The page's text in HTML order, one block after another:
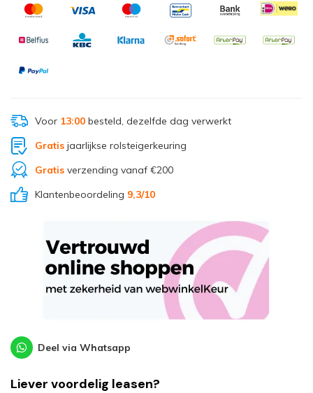
Voor 13:00besteld, dezelfde dag verwerkt
Gratisjaarlijkse rolsteigerkeuring
Gratisverzending vanaf €200
Klantenbeoordeling 9,3/10
Deel via Whatsapp
Liever voordelig leasen?